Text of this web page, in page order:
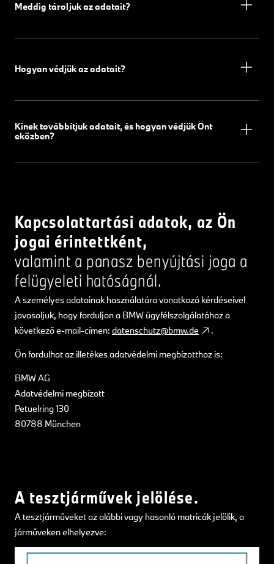
Meddig tároljuk az adatait?
Hogyan védjük az adatait?
Kinek továbbítjuk adatait, és hogyan védjük Önt
eközben?
Kapcsolattartási adatok, az Ön
jogai érintettként,
valamint a panasz benyújtási joga a
felügyeleti hatóságnál.
A személyes adatainak használatára vonatkozó kérdéseivel
javasoljuk, hogy forduljon a BMW ügyfélszolgálatához a
következő e-mail-címen: datenschutz@bmw.de .
Ön fordulhat az illetékes adatvédelmi megbízotthoz is:
BMW AG
Adatvédelmi megbízott
Petuelring 130
80788 München
A tesztjárművek jelölése.
A tesztjárműveket az alábbi vagy hasonló matricák jelölik, a
járműveken elhelyezve: